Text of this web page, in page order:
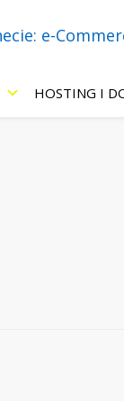
o:
HOSTING I